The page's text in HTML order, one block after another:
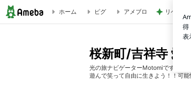
宮古島リトリート３日目とまとめ | 桜新町/吉祥寺
ホーム ピグ アメブロ リベイク
桜新町/吉祥寺 愛
光の旅ナビゲーターMotomiです。あ
遊んで笑って自由に生きよう！！可